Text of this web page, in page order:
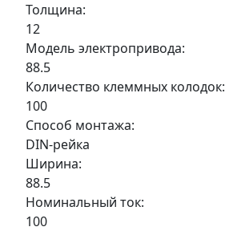
Толщина:
12
Модель электропривода:
88.5
Количество клеммных колодок:
100
Способ монтажа:
DIN-рейка
Ширина:
88.5
Номинальный ток:
100